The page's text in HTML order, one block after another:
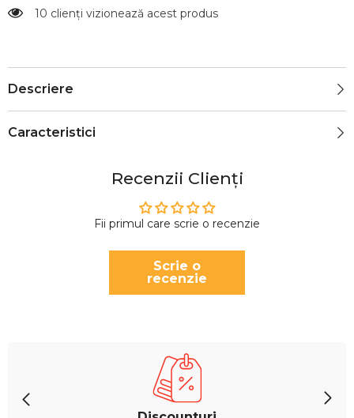
10 clienți vizionează acest produs
Descriere
Caracteristici
Recenzii Clienți
Fii primul care scrie o recenzie
Scrie o
recenzie